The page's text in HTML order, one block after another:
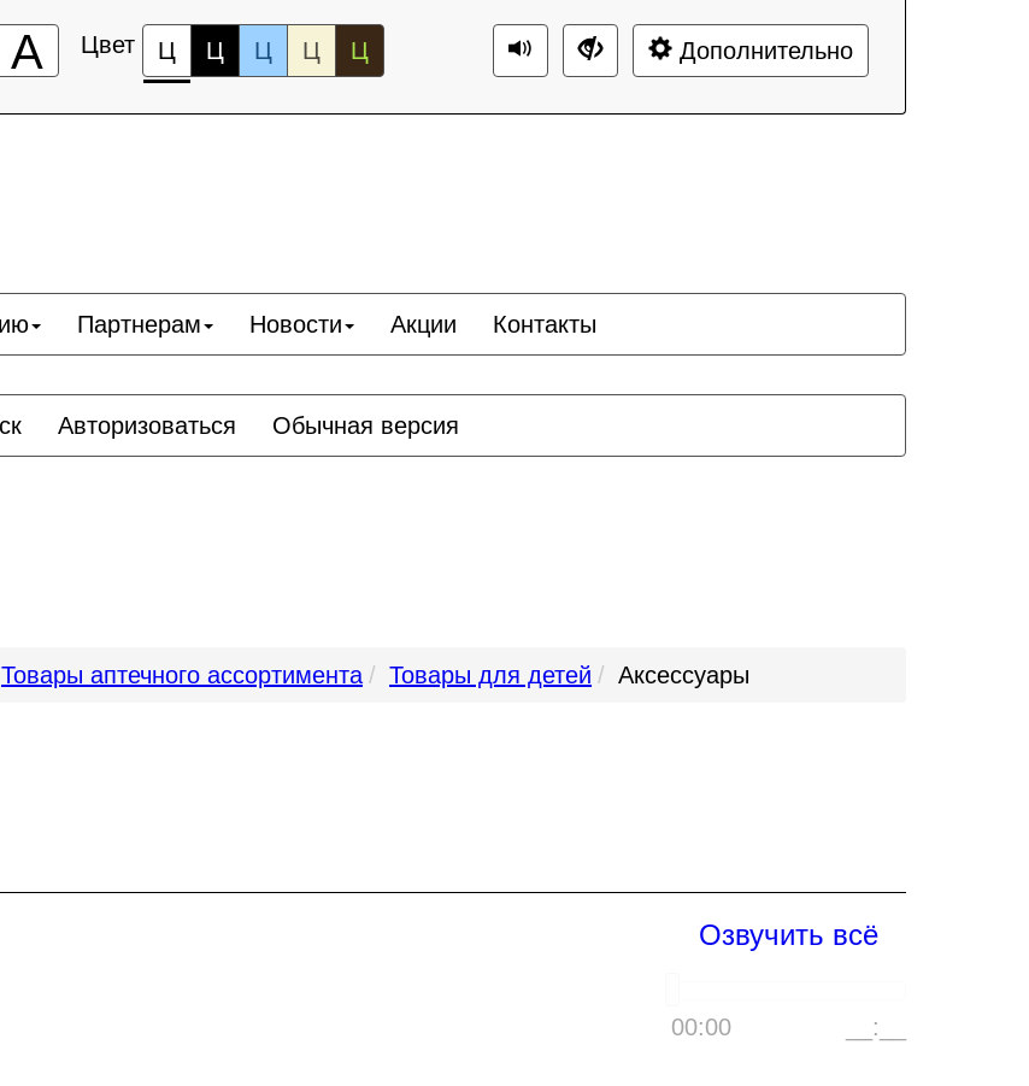
А Цвет Ц Ц Ц Ц Ц Дополнительно
Партнерам Новости Акции Контакты
Авторизоваться Обычная версия
Товары аптечного ассортимента Товары для детей Аксессуары
Озвучить всё
00:00 __:__